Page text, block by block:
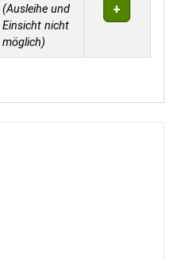
(Ausleihe und
Einsicht nicht
möglich)